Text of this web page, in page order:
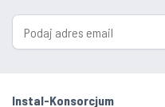
Instal-Konsorcjum